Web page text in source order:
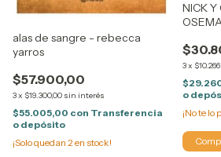
alas de sangre - rebecca
yarros
$57.900,00
3x $19.300,00 sin interés
$55.005,00 con Transferencia
o depósito
¡Solo quedan 2en stock!
NICK Y
3x
o
¡No te